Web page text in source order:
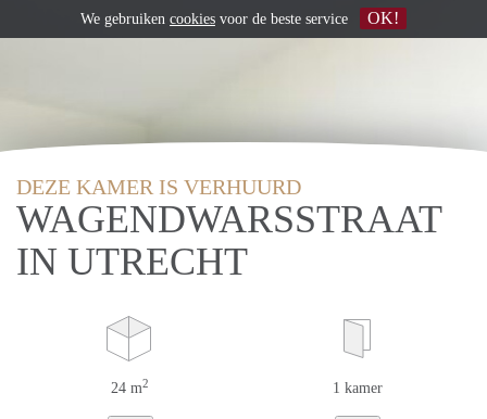
DEZE KAMER IS VERHUURD
WAGENDWARSSTRAAT
IN UTRECHT
24 m2 1 kamer
We gebruiken cookies voor de beste service OK!